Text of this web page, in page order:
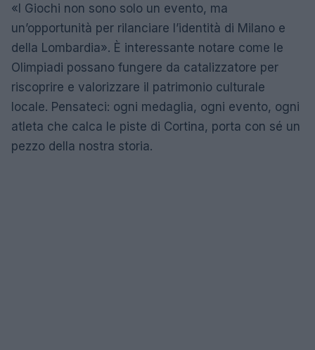
«I Giochi non sono solo un evento, ma
un’opportunità per rilanciare l’identità di Milano e
della Lombardia». È interessante notare come le
Olimpiadi possano fungere da catalizzatore per
riscoprire e valorizzare il patrimonio culturale
locale. Pensateci: ogni medaglia, ogni evento, ogni
atleta che calca le piste di Cortina, porta con sé un
pezzo della nostra storia.